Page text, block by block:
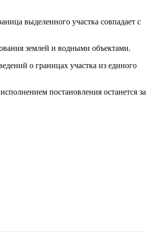
выделенного участка совпадает с
землей и водными объектами.
о границах участка из единого
постановления останется за